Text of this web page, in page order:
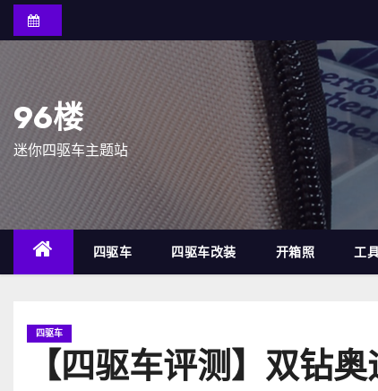
至
96楼
迷你四驱车主题站
四驱车 四驱车改装 开箱照 工
四驱车
【四驱车评测】双钻